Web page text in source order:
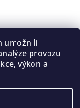
umožnili
provozu
výkon a